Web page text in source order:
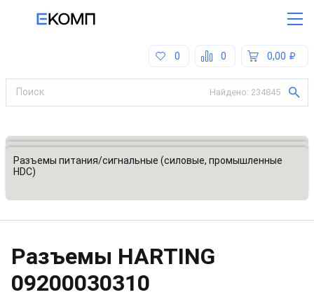
0,00
0
0
Найдено: 234845
Все категории
Разъемы, соединители
Разъемы питания/сигнальные (силовые, промышленные
HDC)
Разъeмы HARTING
09200030310